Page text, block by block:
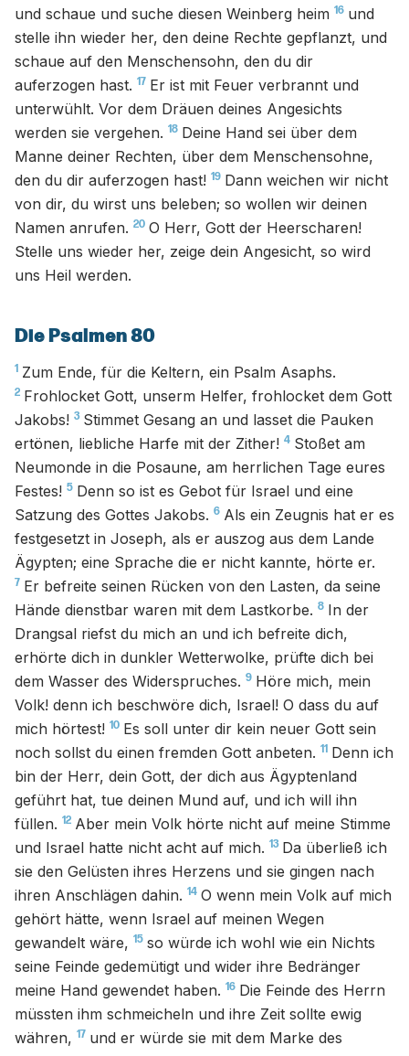
und schaue und suche diesen Weinberg heim 16 und
stelle ihn wieder her, den deine Rechte gepflanzt, und
schaue auf den Menschensohn, den du dir
auferzogen hast. 17 Er ist mit Feuer verbrannt und
unterwühlt. Vor dem Dräuen deines Angesichts
werden sie vergehen. 18 Deine Hand sei über dem
Manne deiner Rechten, über dem Menschensohne,
den du dir auferzogen hast! 19 Dann weichen wir nicht
von dir, du wirst uns beleben; so wollen wir deinen
Namen anrufen. 20 O Herr, Gott der Heerscharen!
Stelle uns wieder her, zeige dein Angesicht, so wird
uns Heil werden.
Die Psalmen 80
1 Zum Ende, für die Keltern, ein Psalm Asaphs.
2 Frohlocket Gott, unserm Helfer, frohlocket dem Gott
Jakobs! 3 Stimmet Gesang an und lasset die Pauken
ertönen, liebliche Harfe mit der Zither! 4 Stoßet am
Neumonde in die Posaune, am herrlichen Tage eures
Festes! 5 Denn so ist es Gebot für Israel und eine
Satzung des Gottes Jakobs. 6 Als ein Zeugnis hat er es
festgesetzt in Joseph, als er auszog aus dem Lande
Ägypten; eine Sprache die er nicht kannte, hörte er.
7 Er befreite seinen Rücken von den Lasten, da seine
Hände dienstbar waren mit dem Lastkorbe. 8 In der
Drangsal riefst du mich an und ich befreite dich,
erhörte dich in dunkler Wetterwolke, prüfte dich bei
dem Wasser des Widerspruches. 9 Höre mich, mein
Volk! denn ich beschwöre dich, Israel! O dass du auf
mich hörtest! 10 Es soll unter dir kein neuer Gott sein
noch sollst du einen fremden Gott anbeten. 11 Denn ich
bin der Herr, dein Gott, der dich aus Ägyptenland
geführt hat, tue deinen Mund auf, und ich will ihn
füllen. 12 Aber mein Volk hörte nicht auf meine Stimme
und Israel hatte nicht acht auf mich. 13 Da überließ ich
sie den Gelüsten ihres Herzens und sie gingen nach
ihren Anschlägen dahin. 14 O wenn mein Volk auf mich
gehört hätte, wenn Israel auf meinen Wegen
gewandelt wäre, 15 so würde ich wohl wie ein Nichts
seine Feinde gedemütigt und wider ihre Bedränger
meine Hand gewendet haben. 16 Die Feinde des Herrn
müssten ihm schmeicheln und ihre Zeit sollte ewig
währen, 17 und er würde sie mit dem Marke des